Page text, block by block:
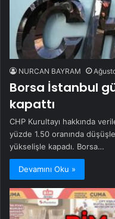
NURCAN BAYRAM
Borsa İstanbul
kapattı
CHP Kurultayı hakkında
yüzde 1.50 oranında
yükselişle kapadı. Borsa…
Devamını Oku »